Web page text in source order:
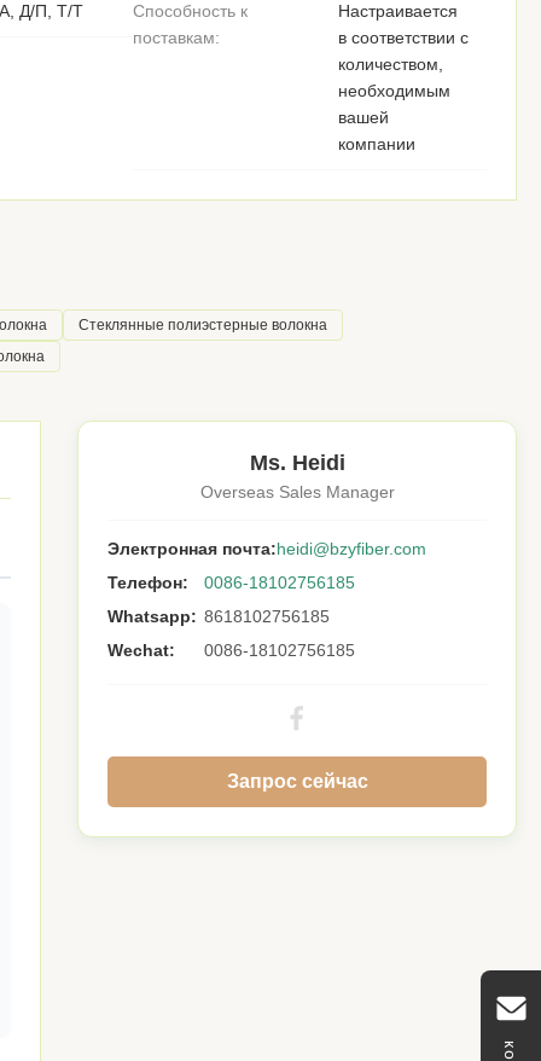
Д/П, Т/Т
Способность к
поставкам:
Настраивается
в соответствии с
количеством,
необходимым
вашей
компании
Стеклянные полиэстерные волокна
Ms. Heidi
Overseas Sales Manager
Электронная почта:heidi@bzyfiber.com
Телефон:
0086-18102756185
Whatsapp: 8618102756185
Wechat:
0086-18102756185
Запрос сейчас